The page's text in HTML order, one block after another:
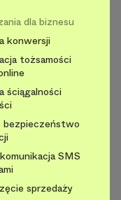
dla biznesu
konwersji
tożsamości
ściągalności
bezpieczeństwo
SMS
sprzedaży